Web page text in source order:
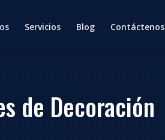
Servicios Blog Contáctenos
de Decoración